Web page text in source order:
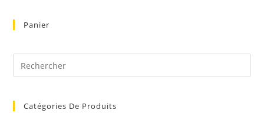
Panier
Catégories De Produits